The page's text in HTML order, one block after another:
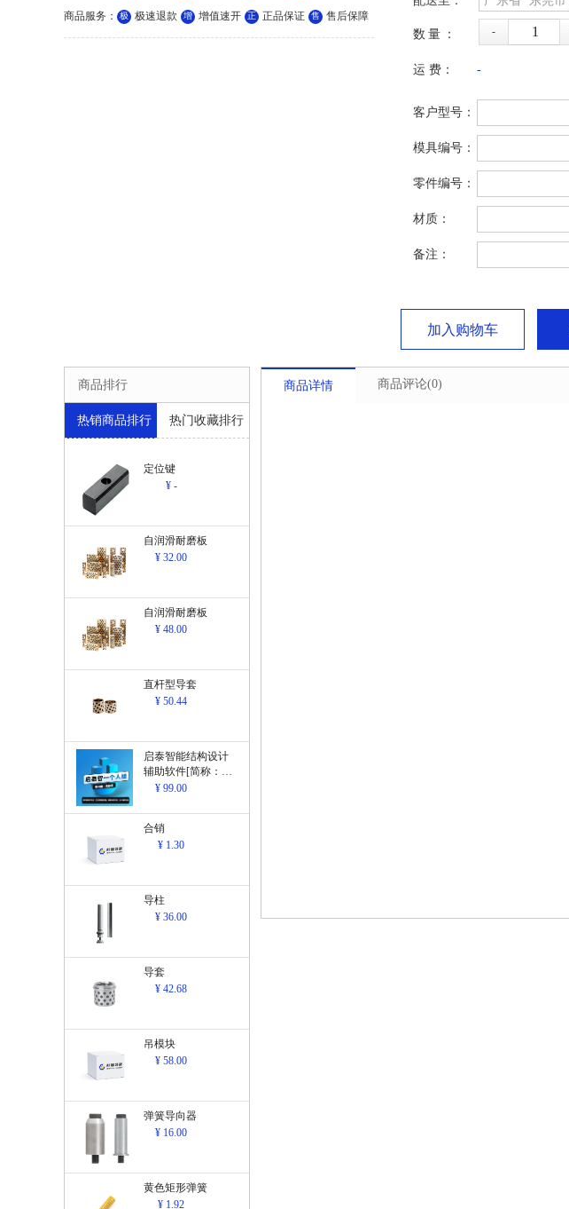
商品服务 ： 极 极速退款 增 增值速开 正 正品保证 售 售后保障
数量： -
运 费： -
客户型号：
模具编号：
零件编号：
材质：
备注：
加入购物车
商品排行
热销商品排行 热门收藏排行
定位键
¥ -
自润滑耐磨板
¥ 32.00
自润滑耐磨板
¥ 48.00
直杆型导套
¥ 50.44
启泰智能结构设计
辅助软件[简称：结
构设计辅助软
¥ 99.00
合销
¥ 1.30
导柱
¥ 36.00
导套
¥ 42.68
吊模块
¥ 58.00
弹簧导向器
¥ 16.00
黄色矩形弹簧
¥ 1.92
商品详情 商品评论(0)